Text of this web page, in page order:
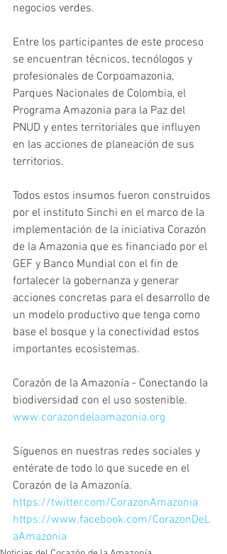
negocios verdes.
Entre los participantes de este proceso
se encuentran técnicos, tecnólogos y
profesionales de Corpoamazonia,
Parques Nacionales de Colombia, el
Programa Amazonia para la Paz del
PNUD y entes territoriales que influyen
en las acciones de planeación de sus
territorios.
Todos estos insumos fueron construidos
por el instituto Sinchi en el marco de la
implementación de la iniciativa Corazón
de la Amazonia que es financiado por el
GEF y Banco Mundial con el fin de
fortalecer la gobernanza y generar
acciones concretas para el desarrollo de
un modelo productivo que tenga como
base el bosque y la conectividad estos
importantes ecosistemas.
Corazón de la Amazonía - Conectando la
biodiversidad con el uso sostenible.
www.corazondelaamazonia.org
Síguenos en nuestras redes sociales y
entérate de todo lo que sucede en el
Corazón de la Amazonía.
https://twitter.com/CorazonAmazonia
https://www.facebook.com/CorazonDeL
aAmazonia